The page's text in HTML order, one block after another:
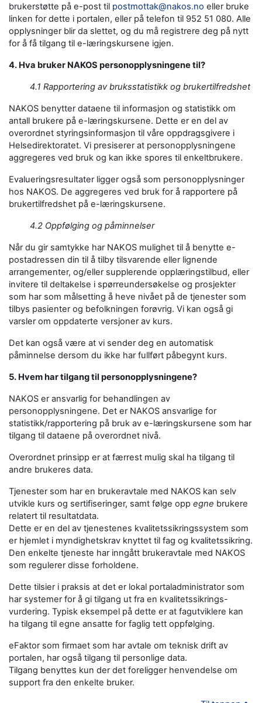
brukerstøtte på e-post til postmottak@nakos.no eller bruke
linken for dette i portalen, eller på telefon til 952 51 080. Alle
opplysninger blir da slettet, og du må registrere deg på nytt
for å få tilgang til e-læringskursene igjen.
4. Hva bruker NAKOS personopplysningene til?
4.1 Rapportering av bruksstatistikk og brukertilfredshet
NAKOS benytter dataene til informasjon og statistikk om
antall brukere på e-læringskursene. Dette er en del av
overordnet styringsinformasjon til våre oppdragsgivere i
Helsedirektoratet. Vi presiserer at personopplysningene
aggregeres ved bruk og kan ikke spores til enkeltbrukere.
Evalueringsresultater ligger også som personopplysninger
hos NAKOS. De aggregeres ved bruk for å rapportere på
brukertilfredshet på e-læringskursene.
4.2 Oppfølging og påminnelser
Når du gir samtykke har NAKOS mulighet til å benytte e-
postadressen din til å tilby tilsvarende eller lignende
arrangementer, og/eller supplerende opplæringstilbud, eller
invitere til deltakelse i spørreundersøkelse og prosjekter
som har som målsetting å heve nivået på de tjenester som
tilbys pasienter og befolkningen forøvrig. Vi kan også gi
varsler om oppdaterte versjoner av kurs.
Det kan også være at vi sender deg en automatisk
påminnelse dersom du ikke har fullført påbegynt kurs.
5. Hvem har tilgang til personopplysningene?
NAKOS er ansvarlig for behandlingen av
personopplysningene. Det er NAKOS ansvarlige for
statistikk/rapportering på bruk av e-læringskursene som har
tilgang til dataene på overordnet nivå.
Overordnet prinsipp er at færrest mulig skal ha tilgang til
andre brukeres data.
Tjenester som har en brukeravtale med NAKOS kan selv
utvikle kurs og sertifiseringer, samt følge opp egne brukere
relatert til resultatdata.
Dette er en del av tjenestenes kvalitetssikringssystem som
er hjemlet i myndighetskrav knyttet til fag og kvalitetssikring.
Den enkelte tjeneste har inngått brukeravtale med NAKOS
som regulerer disse forholdene.
Dette tilsier i praksis at det er lokal portaladministrator som
har systemer for å gi tilgang ut fra en kvalitetssikrings-
vurdering. Typisk eksempel på dette er at fagutviklere kan
ha tilgang til egne ansatte for faglig tett oppfølging.
eFaktor som firmaet som har avtale om teknisk drift av
portalen, har også tilgang til personlige data.
Tilgang benyttes kun der det foreligger henvendelse om
support fra den enkelte bruker.